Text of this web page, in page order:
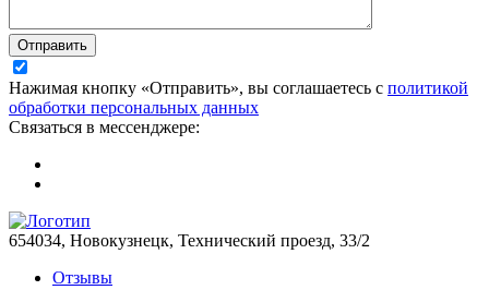
Отправить
Нажимая кнопку «Отправить», вы соглашаетесь с политикой
обработки персональных данных
Связаться в мессенджере:
654034, Новокузнецк, Технический проезд, 33/2
Отзывы